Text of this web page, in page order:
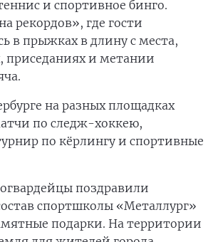
и спортивное бинго.
рекордов», где гости
в прыжках в длину с места,
и метании
на разных площадках
по следж-хоккею,
по кёрлингу и спортивные
поздравили
спортшколы «Металлург»
подарки. На территории